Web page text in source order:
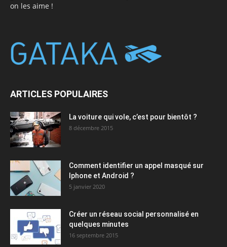
on les aime !
ARTICLES POPULAIRES
La voiture qui vole, c’est pour bientôt ?
8 décembre 2015
Comment identifier un appel masqué sur
Iphone et Android ?
5 janvier 2020
Créer un réseau social personnalisé en
quelques minutes
16 septembre 2015